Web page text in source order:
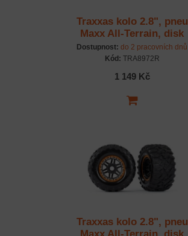
Traxxas kolo 2.8", pneu
Maxx All-Terrain, disk
černo-červený (2)
Dostupnost: do 2 pracovních dnů
Kód: TRA8972R
1 149 Kč
Traxxas kolo 2.8", pneu